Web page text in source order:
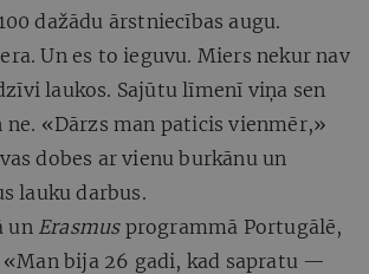
dažādu ārstniecības augu.
Un es to ieguvu. Miers nekur nav
laukos. Sajūtu līmenī viņa sen
«Dārzs man paticis vienmēr,»
dobes ar vienu burkānu un
lauku darbus.
un Erasmusprogrammā Portugālē,
bija 26 gadi, kad sapratu —